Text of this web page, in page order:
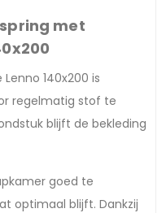
met
140x200 is
regelmatig stof te
blijft de bekleding
goed te
optimaal blijft. Dankzij